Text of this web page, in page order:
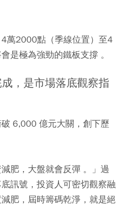
萬2000點（季線位置）至4
是極為強勁的鐵板支撐 。
，是市場落底觀察指
6,000 億元大關，創下歷
肥，大盤就會反彈 。」過
訊號，投資人可密切觀察融
肥，屆時籌碼乾淨，就是絕